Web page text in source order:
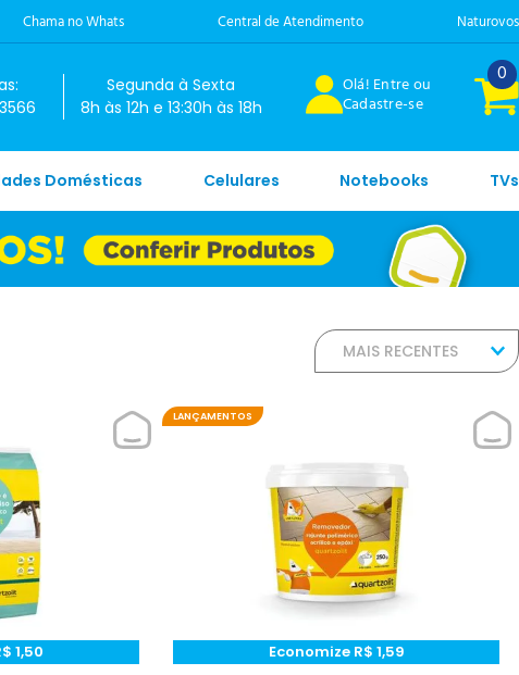
Chama no Whats Central de Atendimento Naturovos
Segunda à Sexta
8h às 12h e 13:30h às 18h
Olá! Entre ou
Cadastre-se
0
Domésticas Celulares Notebooks TVs
MAIS RECENTES
1,50
LANÇAMENTOS
Economize R$ 1,59